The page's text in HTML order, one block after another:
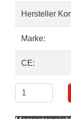
Hersteller
Marke:
CE: